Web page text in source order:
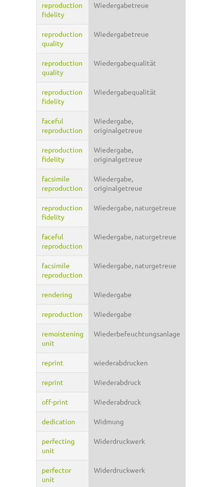
reproduction
fidelity
Wiedergabetreue
reproduction
quality
Wiedergabetreue
reproduction
quality
Wiedergabequalität
reproduction
fidelity
Wiedergabequalität
faceful
reproduction
Wiedergabe,
originalgetreue
reproduction
fidelity
Wiedergabe,
originalgetreue
facsimile
reproduction
Wiedergabe,
originalgetreue
reproduction
fidelity
Wiedergabe, naturgetreue
faceful
reproduction
Wiedergabe, naturgetreue
facsimile
reproduction
Wiedergabe, naturgetreue
rendering Wiedergabe
reproduction Wiedergabe
remoistening
unit
Wiederbefeuchtungsanlage
reprint wiederabdrucken
reprint Wiederabdruck
off-print Wiederabdruck
dedication Widmung
perfecting
unit
Widerdruckwerk
perfector
unit
Widerdruckwerk